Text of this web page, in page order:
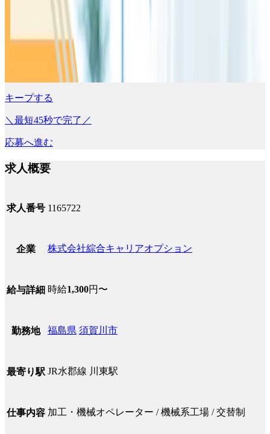
キープする
＼最短45秒で完了／
応募へ進む
求人概要
求人番号 1165722
企業 株式会社綜合キャリアオプション
給与詳細 時給1,300円〜
勤務地 福島県 須賀川市
最寄り駅 JR水郡線 川東駅
仕事内容 加工・機械オペレーター / 機械系工場 / 交替制